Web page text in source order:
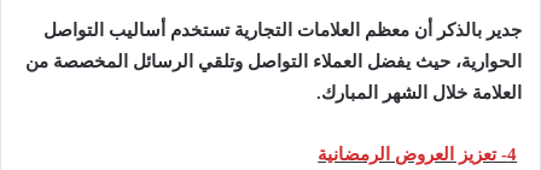
جدير بالذكر أن معظم العلامات التجارية تستخدم أساليب التواصل
الحوارية، حيث يفضل العملاء التواصل وتلقي الرسائل المخصصة من
العلامة خلال الشهر المبارك.
4- تعزيز العروض الرمضانية